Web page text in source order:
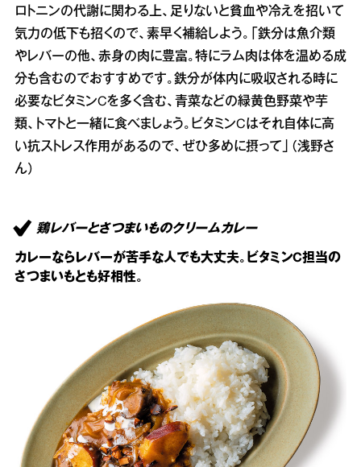
ロトニンの代謝に関わる上、足りないと貧血や冷えを招いて
気力の低下も招くので、素早く補給しよう。「鉄分は魚介類
やレバーの他、赤身の肉に豊富。特にラム肉は体を温める成
分も含むのでおすすめです。鉄分が体内に吸収される時に
必要なビタミンCを多く含む、青菜などの緑黄色野菜や芋
類、トマトと一緒に食べましょう。ビタミンCはそれ自体に高
い抗ストレス作用があるので、ぜひ多めに摂って」（浅野さ
ん）
鶏レバーとさつまいものクリームカレー
カレーならレバーが苦手な人でも大丈夫。ビタミンC担当の
さつまいもとも好相性。